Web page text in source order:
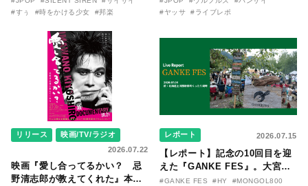
〜SILENT SIREN・すぅ『この
〇のはなし〜』
#すぅ
#時をかける少女 #邦楽
バム『バンザイ』完全再現に、
た日。
#ヤッサ
#ライブレポ
リリース
映画/TV/ラジオ
2026.07.22
映画『愛し合ってるかい？ 忌
野清志郎が教えてくれた』本予
レポート 2026.07.15
【レポート】記念の10回目を迎
えた『GANKE FES』。大宮エ
リー作『アイヌの神々の崖』を
#GANKE FES #HY
#MONGOL800